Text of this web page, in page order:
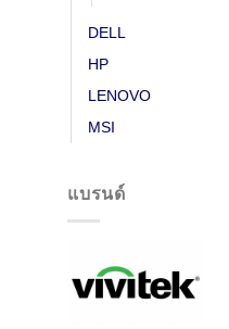
DELL
HP
LENOVO
MSI
แบรนด์